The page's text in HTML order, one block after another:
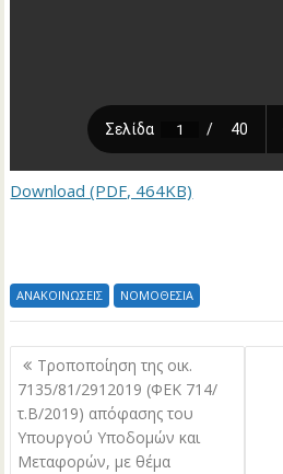
Download (PDF, 464KB)
ΑΝΑΚΟΙΝΩΣΕΙΣ ΝΟΜΟΘΕΣΙΑ
Πλοήγηση
άρθρων
Τροποποίηση της οικ.
7135/81/2912019 (ΦΕΚ 714/
τ.Β/2019) απόφασης του
Υπουργού Υποδομών και
Μεταφορών, με θέμα